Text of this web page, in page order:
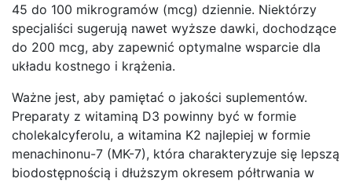
45 do 100 mikrogramów (mcg) dziennie. Niektórzy
specjaliści sugerują nawet wyższe dawki, dochodzące
do 200 mcg, aby zapewnić optymalne wsparcie dla
układu kostnego i krążenia.
Ważne jest, aby pamiętać o jakości suplementów.
Preparaty z witaminą D3 powinny być w formie
cholekalcyferolu, a witamina K2 najlepiej w formie
menachinonu-7 (MK-7), która charakteryzuje się lepszą
biodostępnością i dłuższym okresem półtrwania w